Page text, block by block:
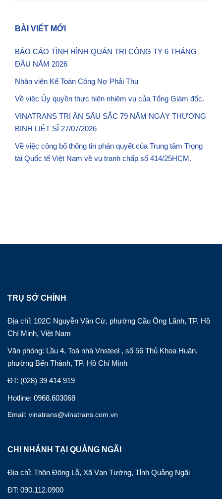
BÀI VIẾT MỚI
BÁO CÁO TÌNH HÌNH QUẢN TRỊ CÔNG TY 6 THÁNG
ĐẦU NĂM 2026
Nhân viên Kế Toán Công Nợ Phải Thu
Về việc Ủy quyền thực hiện nhiệm vụ của Tổng Giám đốc.
VINATRANS TRI ÂN SÂU SẮC 79 NĂM NGÀY THƯƠNG
BINH LIỆT SĨ 27/07/2026
Về việc công bố thông tin phán quyết của Trung tâm Trọng
tài Quốc tế Việt Nam về vụ tranh chấp số 414/25HCM.
TRỤ SỞ CHÍNH
Địa chỉ: 102C Nguyễn Văn Cừ, phường Cầu Ông Lãnh, TP. Hồ
Chí Minh, Việt Nam
Văn phòng: Lầu 4, Toà nhà Vnsteel , số 56 Thủ Khoa Huân,
phường Bến Thành, TP. Hồ Chí Minh
ĐT: (028) 39 414 919
Hotline: 0968.603068
Email: vinatrans@vinatrans.com.vn
CHI NHÁNH TẠI QUẢNG NGÃI
Địa chỉ: Thôn Đông Lỗ, Xã Vạn Tường, Tỉnh Quảng Ngãi
ĐT: 090.112.0900